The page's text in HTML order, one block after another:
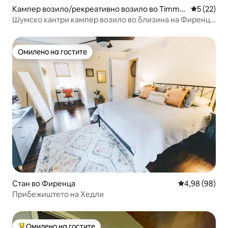
Кампер возило/рекреативно возило во Timmo
nsville
Просечна
5 (22)
Шумско кантри кампер возило во близина на Фиренца
Омилено на гостите
Омилено на гостите
Стан во Фиренца Просечна
4,98 (98)
Прибежиштето на Хедли